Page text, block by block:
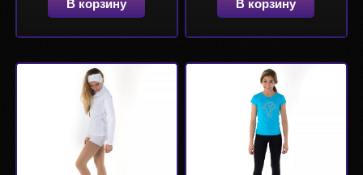
В корзину В корзину